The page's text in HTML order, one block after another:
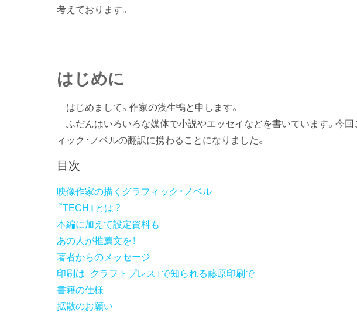
考えております。
はじめに
はじめまして。作家の浅生鴨と申します。
ふだんはいろいろな媒体で小説やエッセイなどを書いています。今回
ィック・ノベルの翻訳に携わることになりました。
目次
映像作家の描くグラフィック・ノベル
『TECH』とは？
本編に加えて設定資料も
あの人が推薦文を！
著者からのメッセージ
印刷は「クラフトプレス」で知られる藤原印刷で
書籍の仕様
拡散のお願い